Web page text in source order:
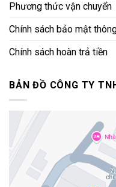
Phương thức vận chuyển
Chính sách bảo mật
Chính sách hoàn trả tiền
BẢN ĐỒ CÔNG TY